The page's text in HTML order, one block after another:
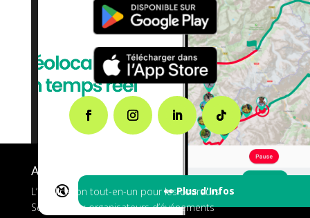
🔇 👀 Plus d'Infos
A propos de FMS
L’application tout-en-un pour les coureurs
Services aux organisateurs d’événements